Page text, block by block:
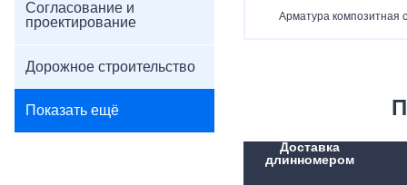
Согласование и
проектирование
Дорожное строительство
Показать ещё
Арматура композитная
Доставка
длинномером